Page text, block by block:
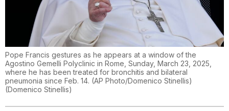
Pope Francis gestures as he appears at a window of the
Agostino Gemelli Polyclinic in Rome, Sunday, March 23, 2025,
where he has been treated for bronchitis and bilateral
pneumonia since Feb. 14. (AP Photo/Domenico Stinellis)
(Domenico Stinellis)